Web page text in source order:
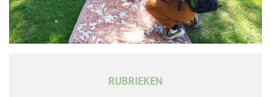
RUBRIEKEN